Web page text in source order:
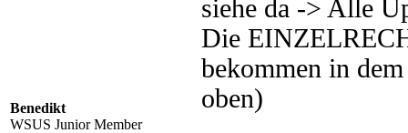
Benedikt
WSUS Junior Member
siehe da -> Alle
Die
bekommen in
oben)